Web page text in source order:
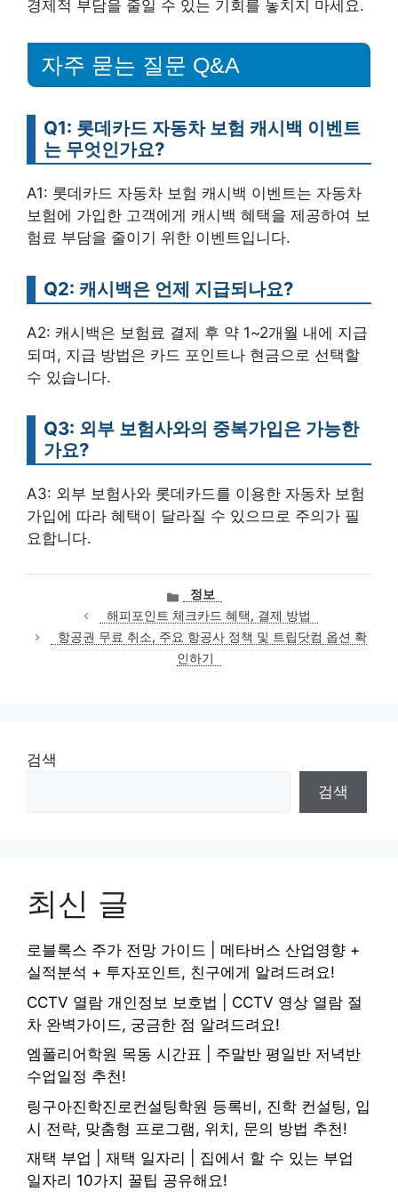
경제적 부담을 줄일 수 있는 기회를 놓치지 마세요.
자주 묻는 질문 Q&A
Q1: 롯데카드 자동차 보험 캐시백 이벤트
는 무엇인가요?
A1: 롯데카드 자동차 보험 캐시백 이벤트는 자동차
보험에 가입한 고객에게 캐시백 혜택을 제공하여 보
험료 부담을 줄이기 위한 이벤트입니다.
Q2: 캐시백은 언제 지급되나요?
A2: 캐시백은 보험료 결제 후 약 1~2개월 내에 지급
되며, 지급 방법은 카드 포인트나 현금으로 선택할
수 있습니다.
Q3: 외부 보험사와의 중복가입은 가능한
가요?
A3: 외부 보험사와 롯데카드를 이용한 자동차 보험
가입에 따라 혜택이 달라질 수 있으므로 주의가 필
요합니다.
카
테
고
리
정보
해피포인트 체크카드 혜택, 결제 방법
항공권 무료 취소, 주요 항공사 정책 및 트립닷컴 옵션 확
인하기
검색
검색
최신 글
로블록스 주가 전망 가이드 | 메타버스 산업영향 +
실적분석 + 투자포인트, 친구에게 알려드려요!
CCTV 열람 개인정보 보호법 | CCTV 영상 열람 절
차 완벽가이드, 궁금한 점 알려드려요!
엠폴리어학원 목동 시간표 | 주말반 평일반 저녁반
수업일정 추천!
링구아진학진로컨설팅학원 등록비, 진학 컨설팅, 입
시 전략, 맞춤형 프로그램, 위치, 문의 방법 추천!
재택 부업 | 재택 일자리 | 집에서 할 수 있는 부업
일자리 10가지 꿀팁 공유해요!